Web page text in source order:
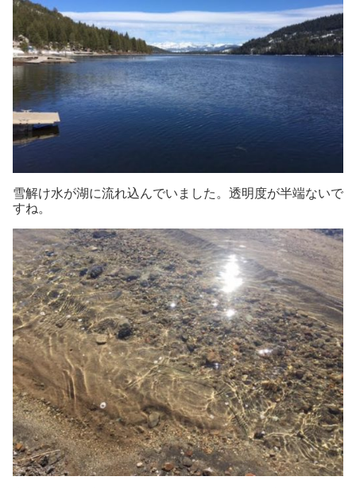
雪解け水が湖に流れ込んでいました。透明度が半端ないで
すね。